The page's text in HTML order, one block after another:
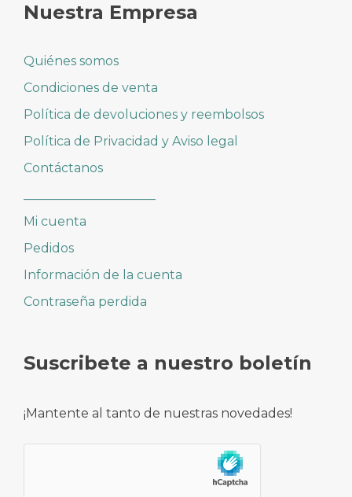
Nuestra Empresa
Quiénes somos
Condiciones de venta
Política de devoluciones y reembolsos
Política de Privacidad y Aviso legal
Contáctanos
Mi cuenta
Pedidos
Información de la cuenta
Contraseña perdida
Suscribete a nuestro boletín
¡Mantente al tanto de nuestras novedades!